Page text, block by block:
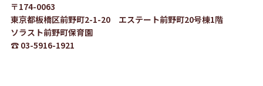
〒174-0063
東京都板橋区前野町2-1-20 エステート前野町20号棟1階
ソラスト前野町保育園
☎ 03-5916-1921